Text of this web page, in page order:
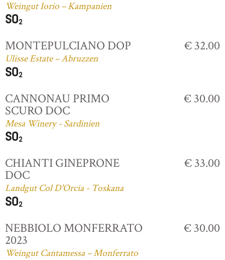
Weingut Iorio – Kampanien
MONTEPULCIANO DOP
Ulisse Estate – Abruzzen
€ 32.00
CANNONAU PRIMO
SCURO DOC
Mesa Winery - Sardinien
€ 30.00
CHIANTI GINEPRONE
DOC
Landgut Col D'Orcia - Toskana
€ 33.00
NEBBIOLO MONFERRATO
2023
Weingut Cantamessa – Monferrato
€ 30.00